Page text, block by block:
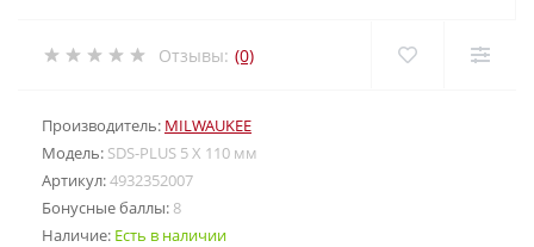
Отзывы: (0)
Производитель: MILWAUKEE
Модель: SDS-PLUS 5 X 110 мм
Артикул:4932352007
Бонусные баллы: 8
Наличие: Есть в наличии